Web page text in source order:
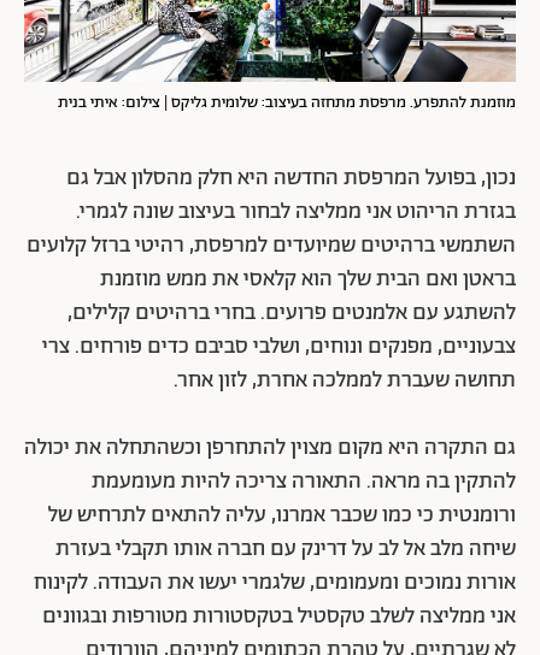
מוזמנת להתפרע. מרפסת מתחזה בעיצוב: שלומית גליקס | צילום: איתי בנית
נכון, בפועל המרפסת החדשה היא חלק מהסלון אבל גם
בגזרת הריהוט אני ממליצה לבחור בעיצוב שונה לגמרי.
השתמשי ברהיטים שמיועדים למרפסת, רהיטי ברזל קלועים
בראטן ואם הבית שלך הוא קלאסי את ממש מוזמנת
להשתגע עם אלמנטים פרועים. בחרי ברהיטים קלילים,
צבעוניים, מפנקים ונוחים, ושלבי סביבם כדים פורחים. צרי
תחושה שעברת לממלכה אחרת, לזון אחר.
גם התקרה היא מקום מצוין להתחרפן וכשהתחלה את יכולה
להתקין בה מראה. התאורה צריכה להיות מעומעמת
ורומנטית כי כמו שכבר אמרנו, עליה להתאים לתרחיש של
שיחה מלב אל לב על דרינק עם חברה אותו תקבלי בעזרת
אורות נמוכים ומעמומים, שלגמרי יעשו את העבודה. לקינוח
אני ממליצה לשלב טקסטיל בטקסטורות מטורפות ובגוונים